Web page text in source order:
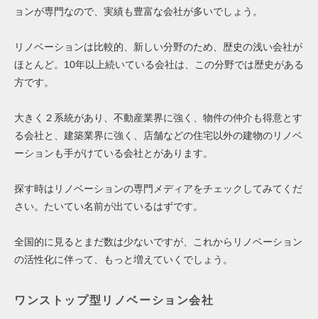
ョンが専門なので、実績も豊富な会社が多いでしょう。
リノベーションは比較的、新しい分野のため、歴史の浅い会社が
ほとんど。10年以上続いている会社は、この分野では歴史がある
方です。
大きく２系統があり、不動産業界に強く、物件の仲介も得意とす
る会社と、建築業界に強く、店舗などの住宅以外の建物のリノベ
ーションも手がけている会社とがあります。
探す時はリノベーションの専門メディアをチェックしてみてくだ
さい。たいてい名前が出ているはずです。
全国的に見るとまだ数は少ないですが、これからリノベーション
の活性化に伴って、もっと増えていくでしょう。
ワンストップ型リノベーション会社